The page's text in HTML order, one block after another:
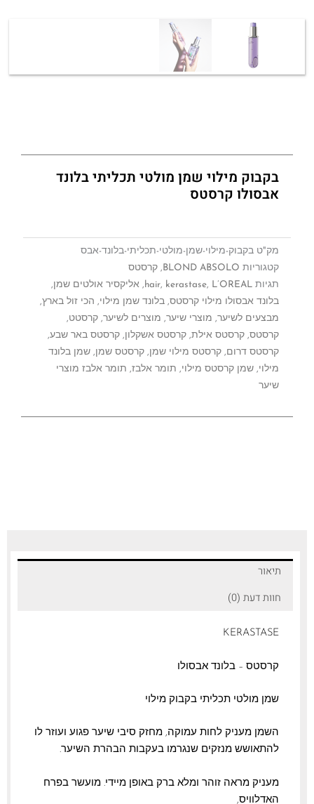
בקבוק מילוי שמן מולטי תכליתי בלונד
אבסולו קרסטס
מק"ט בקבוק-מילוי-שמן-מולטי-תכליתי-בלונד-אבס
קטגוריות BLOND ABSOLO
, קרסטס
תגיות
hair, kerastase, L’OREAL
, אליקסיר אולטים שמן,
בלונד אבסולו מילוי קרסטס, בלונד שמן מילוי, הכי זול בארץ,
מבצעים לשיער, מוצרי שיער, מוצרים לשיער, קרסטט,
קרסטס, קרסטס אילת, קרסטס אשקלון, קרסטס באר שבע,
קרסטס דרום, קרסטס מילוי שמן, קרסטס שמן, שמן בלונד
מילוי, שמן קרסטס מילוי, תומר אלבז, תומר אלבז מוצרי
שיער
תיאור
חוות דעת (0)
KERASTASE
קרסטס – בלונד אבסולו
שמן מולטי תכליתי בקבוק מילוי
השמן מעניק לחות עמוקה, מחזק סיבי שיער פגוע ועוזר לו
להתאושש מנזקים שנגרמו בעקבות הבהרת השיער.
מעניק מראה זוהר ומלא ברק באופן מיידי. מועשר בפרח
האדלוויס,